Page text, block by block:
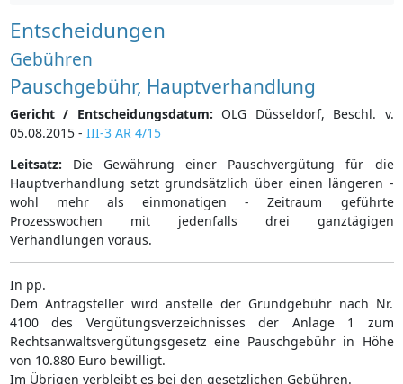
Entscheidungen
Gebühren
Pauschgebühr, Hauptverhandlung
Gericht / Entscheidungsdatum: OLG Düsseldorf, Beschl. v.
05.08.2015 - III-3 AR 4/15
Leitsatz: Die Gewährung einer Pauschvergütung für die
Hauptverhandlung setzt grundsätzlich über einen längeren -
wohl mehr als einmonatigen - Zeitraum geführte
Prozesswochen mit jedenfalls drei ganztägigen
Verhandlungen voraus.
In pp.
Dem Antragsteller wird anstelle der Grundgebühr nach Nr.
4100 des Vergütungsverzeichnisses der Anlage 1 zum
Rechtsanwaltsvergütungsgesetz eine Pauschgebühr in Höhe
von 10.880 Euro bewilligt.
Im Übrigen verbleibt es bei den gesetzlichen Gebühren.